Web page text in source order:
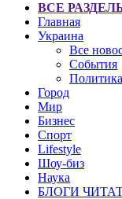
ВСЕ
Главная
Украина
Все
События
Политика
Город
Мир
Бизнес
Спорт
Lifestyle
Шоу-биз
Наука
БЛОГИ